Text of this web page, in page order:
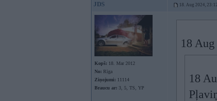
JDS 18. Aug 2024,
Kopš: 18. Mar 2012
No: Rīga
Ziņojumi: 11114
Braucu ar: 3, 5, TS, YP
18
18